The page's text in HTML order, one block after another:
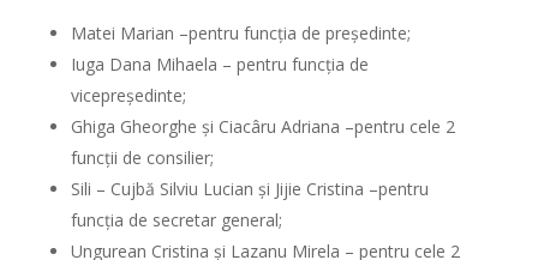
Matei Marian –pentru funcția de președinte;
Iuga Dana Mihaela – pentru funcția de
vicepreședinte;
Ghiga Gheorghe și Ciacâru Adriana –pentru cele 2
funcții de consilier;
Sili – Cujbă Silviu Lucian și Jijie Cristina –pentru
funcția de secretar general;
Ungurean Cristina și Lazanu Mirela – pentru cele 2